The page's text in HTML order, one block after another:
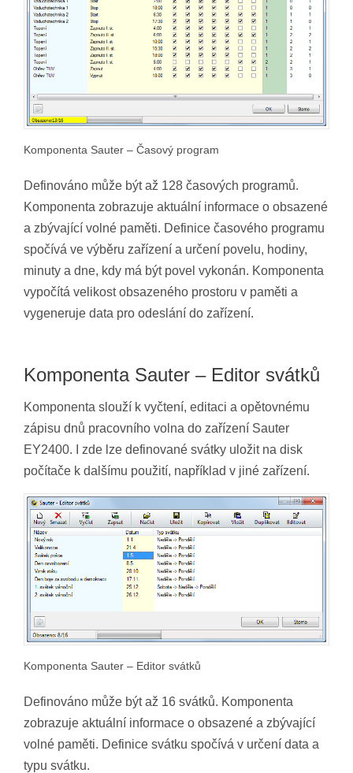
Komponenta Sauter – Časový program
Definováno může být až 128 časových programů.
Komponenta zobrazuje aktuální informace o obsazené
a zbývající volné paměti. Definice časového programu
spočívá ve výběru zařízení a určení povelu, hodiny,
minuty a dne, kdy má být povel vykonán. Komponenta
vypočítá velikost obsazeného prostoru v paměti a
vygeneruje data pro odeslání do zařízení.
Komponenta Sauter – Editor svátků
Komponenta slouží k vyčtení, editaci a opětovnému
zápisu dnů pracovního volna do zařízení Sauter
EY2400. I zde lze definované svátky uložit na disk
počítače k dalšímu použití, například v jiné zařízení.
Komponenta Sauter – Editor svátků
Definováno může být až 16 svátků. Komponenta
zobrazuje aktuální informace o obsazené a zbývající
volné paměti. Definice svátku spočívá v určení data a
typu svátku.